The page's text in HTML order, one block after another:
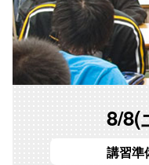
8/8(
講習準